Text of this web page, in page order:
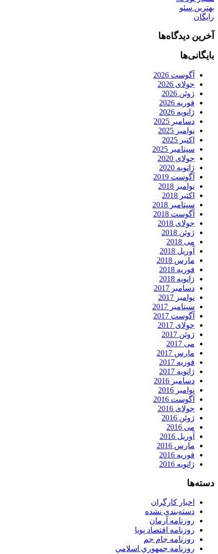
بهترین سئو
رایگان
آخرین دیدگاه‌ها
بایگانی‌ها
آگوست 2026
جولای 2026
ژوئن 2026
فوریه 2026
ژانویه 2026
دسامبر 2025
نوامبر 2025
اکتبر 2025
سپتامبر 2025
جولای 2020
ژانویه 2020
آگوست 2019
نوامبر 2018
اکتبر 2018
سپتامبر 2018
آگوست 2018
جولای 2018
ژوئن 2018
می 2018
آوریل 2018
مارس 2018
فوریه 2018
ژانویه 2018
دسامبر 2017
نوامبر 2017
سپتامبر 2017
آگوست 2017
جولای 2017
ژوئن 2017
می 2017
مارس 2017
فوریه 2017
ژانویه 2017
دسامبر 2016
نوامبر 2016
آگوست 2016
جولای 2016
ژوئن 2016
می 2016
آوریل 2016
مارس 2016
فوریه 2016
ژانویه 2016
دسته‌ها
اخبار کارگران
دسته‌بندی نشده
روزنامه آرمان
روزنامه اقتصاد پویا
روزنامه جام جم
روزنامه جمهوري اسلامي